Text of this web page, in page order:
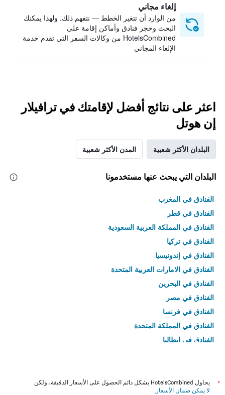
إلغاء مجاني
من الوارد أن تتغير الخطط — نتفهم ذلك. ولهذا يمكنك
البحث وحجز فنادق وأماكن إقامة على
HotelsCombined من وكالات السفر التي تقدم خدمة
الإلغاء المجاني
اعثر على نتائج أفضل لإقامتك في ترافيلار
إن هوتل
البلدان الأكثر شعبية المدن الأكثر شعبية
البلدان التي يبحث عنها مستخدمونا
الفنادق في المغرب
الفنادق في قطر
الفنادق في المملكة العربية السعودية
الفنادق في تركيا
الفنادق في إندونيسيا
الفنادق في الامارات العربية المتحدة
الفنادق في البحرين
الفنادق في مصر
الفنادق في فرنسا
الفنادق في المملكة المتحدة
الفنادق في إيطاليا
*
يحاول HotelsCombined بشكل دائم الحصول على الأسعار الدقيقة، ولكن
لا يمكن ضمان الأسعار .